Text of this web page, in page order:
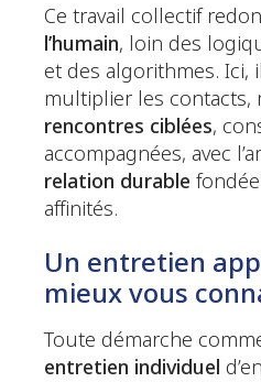
Ce travail collectif
l’humain, loin des
et des algorithmes. Ici,
multiplier les contacts,
rencontres ciblées,
accompagnées, avec
relation durable
affinités.
Un entretien
mieux vous
Toute démarche
entretien individuel